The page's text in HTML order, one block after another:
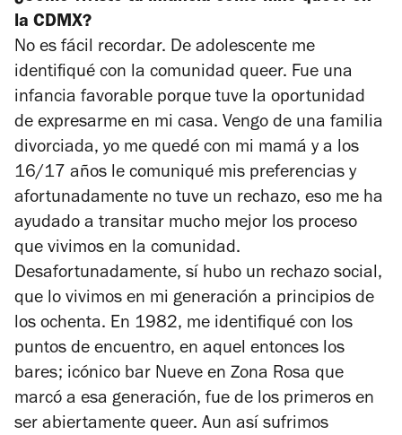
la CDMX?
No es fácil recordar. De adolescente me
identifiqué con la comunidad queer. Fue una
infancia favorable porque tuve la oportunidad
de expresarme en mi casa. Vengo de una familia
divorciada, yo me quedé con mi mamá y a los
16/17 años le comuniqué mis preferencias y
afortunadamente no tuve un rechazo, eso me ha
ayudado a transitar mucho mejor los proceso
que vivimos en la comunidad.
Desafortunadamente, sí hubo un rechazo social,
que lo vivimos en mi generación a principios de
los ochenta. En 1982, me identifiqué con los
puntos de encuentro, en aquel entonces los
bares; icónico bar Nueve en Zona Rosa que
marcó a esa generación, fue de los primeros en
ser abiertamente queer. Aun así sufrimos